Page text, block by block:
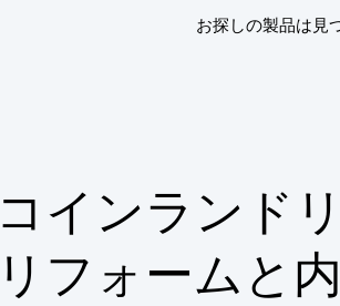
お探しの製品は見
コインランド
リフォームと